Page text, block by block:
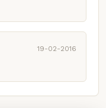
19-02-2016